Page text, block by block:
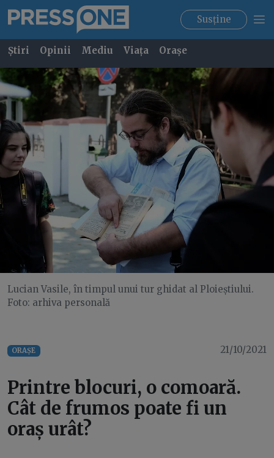
Susține
Știri Opinii Mediu Viața Orașe
Lucian Vasile, în timpul unui tur ghidat al Ploieștiului.
Foto: arhiva personală
ORAȘE 21/10/2021
Printre blocuri, o comoară.
Cât de frumos poate fi un
oraș urât?